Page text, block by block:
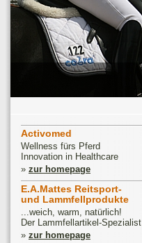
Activomed
Wellness fürs Pferd
Innovation in Healthcare
» zur homepage
E.A.Mattes Reitsport-
und Lammfellprodukte
...weich, warm, natürlich!
Der Lammfellartikel-Spezialist
» zur homepage